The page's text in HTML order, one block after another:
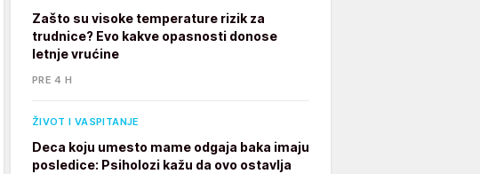
Zašto su visoke temperature rizik za
trudnice? Evo kakve opasnosti donose
letnje vrućine
PRE 4 H
ŽIVOT I VASPITANJE
Deca koju umesto mame odgaja baka imaju
posledice: Psiholozi kažu da ovo ostavlja